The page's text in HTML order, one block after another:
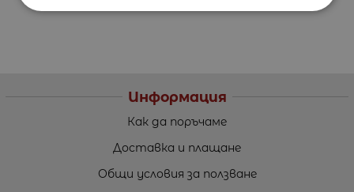
Информация
Как да поръчаме
Доставка и плащане
Общи условия за ползване